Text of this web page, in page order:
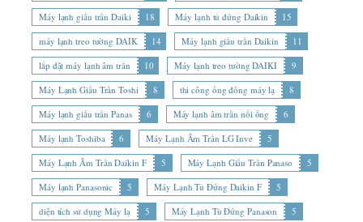
Máy lạnh giấu trần Daiki
18 Máy lạnh tủ đứng Daikin
15
máy lạnh treo tường DAIK
14 Máy lạnh giấu trần Daikin
11
lắp đặt máy lạnh âm trần
10 Máy lạnh treo tường DAIKI
9
Máy Lạnh Giấu Trần Toshi
8 thi công ống đồng máy lạ
8
Máy lạnh giấu trần Panas
6 Máy lạnh âm trần nối ống
6
Máy lạnh Toshiba
6 Máy Lạnh Âm Trần LG Inve
5
Máy Lạnh Âm Trần Daikin F
5 Máy Lạnh Giấu Trần Panaso
5
Máy lạnh Panasonic
5 Máy Lạnh Tủ Đứng Daikin F
5
diện tích sử dụng Máy lạ
5 Máy Lạnh Tủ Đứng Panason 5